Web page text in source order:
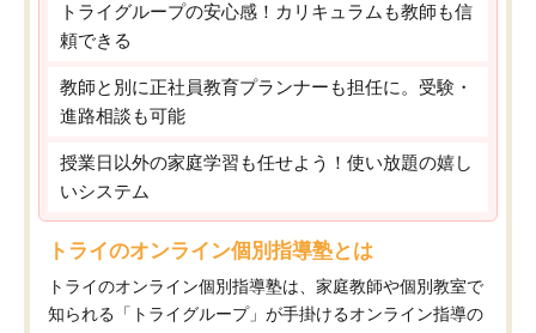
トライグループの安心感！カリキュラムも教師も信
頼できる
教師と別に正社員教育プランナーも担任に。受験・
進路相談も可能
授業日以外の家庭学習も任せよう！使い放題の嬉し
いシステム
トライのオンライン個別指導塾とは
トライのオンライン個別指導塾は、家庭教師や個別教室で
知られる「トライグループ」が手掛けるオンライン指導の